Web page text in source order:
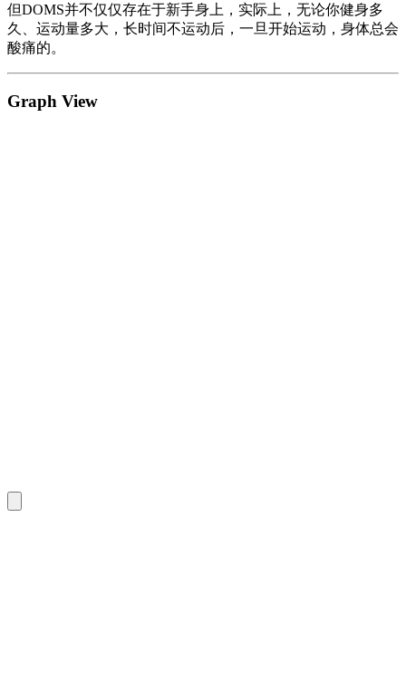
但DOMS并不仅仅存在于新手身上，实际上，无论你健身多
久、运动量多大，长时间不运动后，一旦开始运动，身体总会
酸痛的。
Graph View